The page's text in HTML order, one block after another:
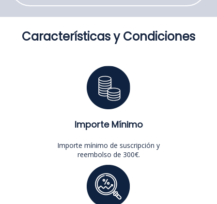
Características y Condiciones
Importe Mínimo
Importe mínimo de suscripción y
reembolso de 300€.